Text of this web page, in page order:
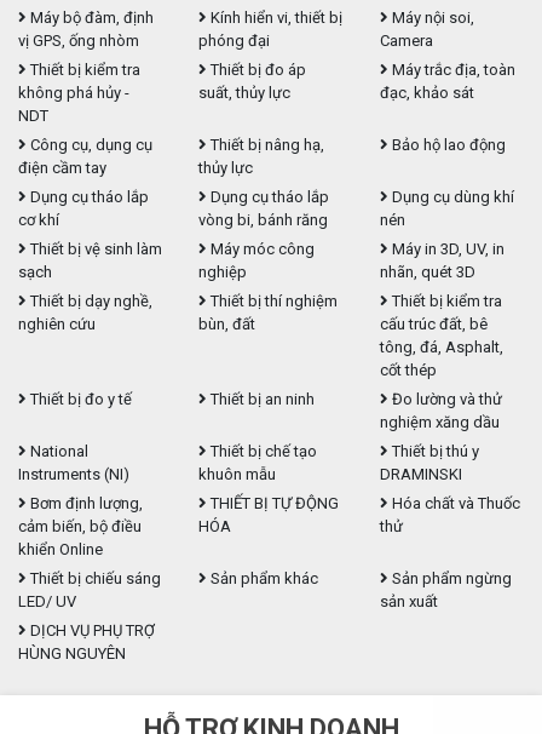
Máy bộ đàm, định
vị GPS, ống nhòm
Kính hiển vi, thiết bị
phóng đại
Máy nội soi,
Camera
Thiết bị kiểm tra
không phá hủy -
NDT
Thiết bị đo áp
suất, thủy lực
Máy trắc địa, toàn
đạc, khảo sát
Công cụ, dụng cụ
điện cầm tay
Thiết bị nâng hạ,
thủy lực
Bảo hộ lao động
Dụng cụ tháo lắp
cơ khí
Dụng cụ tháo lắp
vòng bi, bánh răng
Dụng cụ dùng khí
nén
Thiết bị vệ sinh làm
sạch
Máy móc công
nghiệp
Máy in 3D, UV, in
nhãn, quét 3D
Thiết bị dạy nghề,
nghiên cứu
Thiết bị thí nghiệm
bùn, đất
Thiết bị kiểm tra
cấu trúc đất, bê
tông, đá, Asphalt,
cốt thép
Thiết bị đo y tế
Thiết bị an ninh
Đo lường và thử
nghiệm xăng dầu
National
Instruments (NI)
Thiết bị chế tạo
khuôn mẫu
Thiết bị thú y
DRAMINSKI
Bơm định lượng,
cảm biến, bộ điều
khiển Online
THIẾT BỊ TỰ ĐỘNG
HÓA
Hóa chất và Thuốc
thử
Thiết bị chiếu sáng
LED/ UV
Sản phẩm khác
Sản phẩm ngừng
sản xuất
DỊCH VỤ PHỤ TRỢ
HÙNG NGUYÊN